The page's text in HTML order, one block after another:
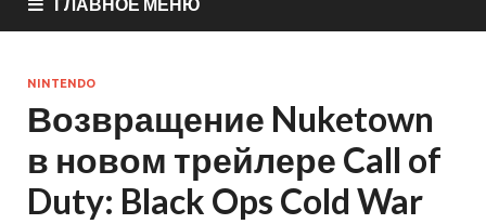
ГЛАВНОЕ МЕНЮ
NINTENDO
Возвращение Nuketown
в новом трейлере Call of
Duty: Black Ops Cold War